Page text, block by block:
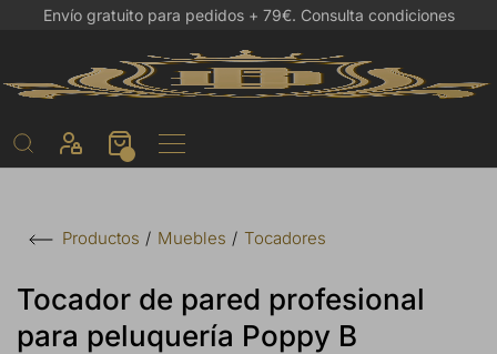
Envío gratuito para pedidos + 79€. Consulta condiciones
Productos Muebles Tocadores
Tocador de pared profesional
para peluquería Poppy B